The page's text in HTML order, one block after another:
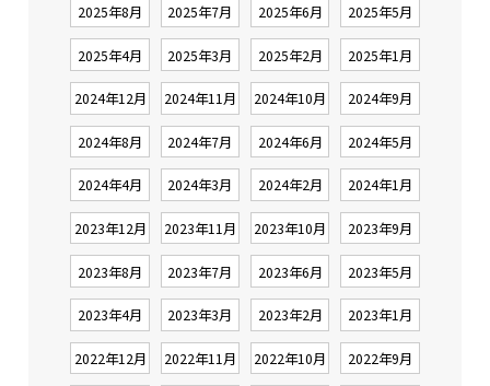
2025年8月 2025年7月 2025年6月 2025年5月
2025年4月 2025年3月 2025年2月 2025年1月
2024年12月 2024年11月 2024年10月 2024年9月
2024年8月 2024年7月 2024年6月 2024年5月
2024年4月 2024年3月 2024年2月 2024年1月
2023年12月 2023年11月 2023年10月 2023年9月
2023年8月 2023年7月 2023年6月 2023年5月
2023年4月 2023年3月 2023年2月 2023年1月
2022年12月 2022年11月 2022年10月 2022年9月